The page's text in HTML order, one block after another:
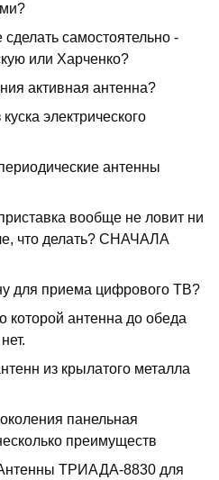
самостоятельно -
или Харченко?
активная антенна?
электрического
антенны
вообще не ловит ни
что делать? СНАЧАЛА
для приема цифрового ТВ?
которой антенна до обеда
из крылатого металла
панельная
преимуществ
ТРИАДА-8830 для